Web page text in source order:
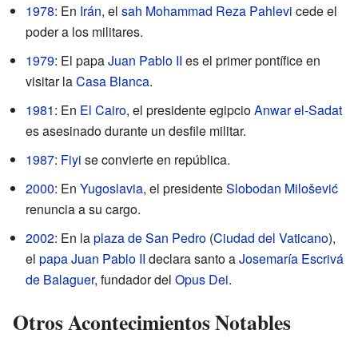
1978: En Irán, el sah Mohammad Reza Pahlevi cede el
poder a los militares.
1979: El papaJuan Pablo II es el primer pontífice en
visitar laCasa Blanca.
1981: En El Cairo, el presidente egipcioAnwar el-Sadat
es asesinado durante un desfile militar.
1987: Fiyi se convierte en república.
2000: En Yugoslavia, el presidenteSlobodan Milošević
renuncia a su cargo.
2002: En laplaza de San Pedro (Ciudad del Vaticano),
el papaJuan Pablo II declara santo aJosemaría Escrivá
de Balaguer, fundador del Opus Dei.
Otros Acontecimientos Notables